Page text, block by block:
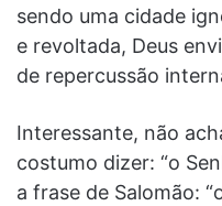
sendo uma cidade
e revoltada, Deus
de repercussão
Interessante, não
costumo dizer: “o
a frase de Salomão: